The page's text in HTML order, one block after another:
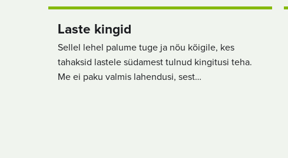
Laste kingid
Sellel lehel palume tuge ja nõu kõigile, kes
tahaksid lastele südamest tulnud kingitusi teha.
Me ei paku valmis lahendusi, sest…